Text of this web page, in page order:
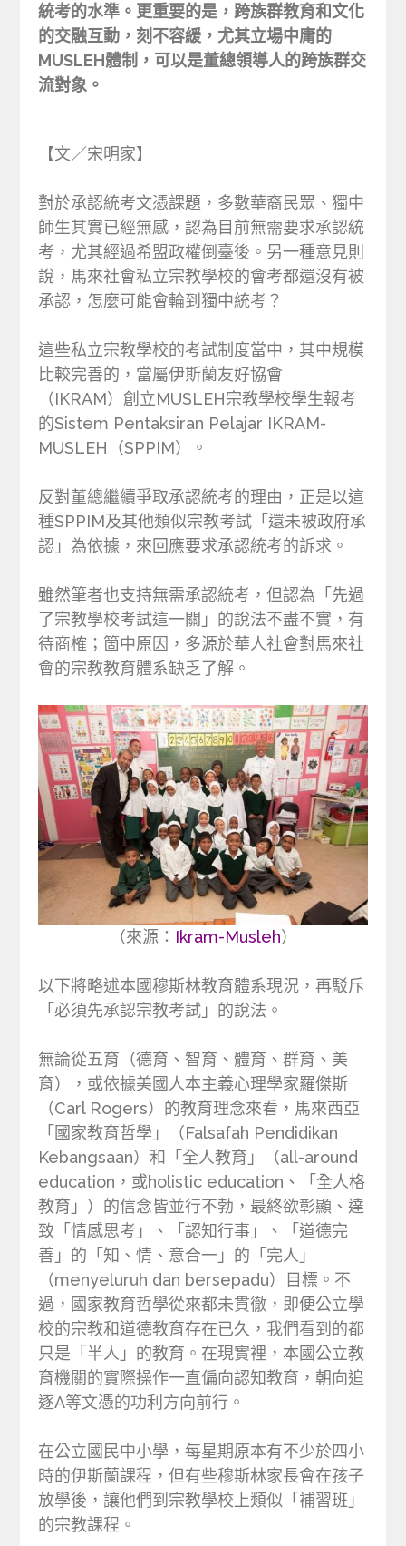
統考的水準。更重要的是，跨族群教育和文化
的交融互動，刻不容緩，尤其立場中庸的
MUSLEH體制，可以是董總領導人的跨族群交
流對象。
【文／宋明家】
對於承認統考文憑課題，多數華裔民眾、獨中
師生其實已經無感，認為目前無需要求承認統
考，尤其經過希盟政權倒臺後。另一種意見則
說，馬來社會私立宗教學校的會考都還沒有被
承認，怎麼可能會輪到獨中統考？
這些私立宗教學校的考試制度當中，其中規模
比較完善的，當屬伊斯蘭友好協會
（IKRAM）創立MUSLEH宗教學校學生報考
的Sistem Pentaksiran Pelajar IKRAM-
MUSLEH（SPPIM）。
反對董總繼續爭取承認統考的理由，正是以這
種SPPIM及其他類似宗教考試「還未被政府承
認」為依據，來回應要求承認統考的訴求。
雖然筆者也支持無需承認統考，但認為「先過
了宗教學校考試這一關」的說法不盡不實，有
待商榷；箇中原因，多源於華人社會對馬來社
會的宗教教育體系缺乏了解。
（來源： Ikram-Musleh）
以下將略述本國穆斯林教育體系現況，再駁斥
「必須先承認宗教考試」的說法。
無論從五育（德育、智育、體育、群育、美
育），或依據美國人本主義心理學家羅傑斯
（Carl Rogers）的教育理念來看，馬來西亞
「國家教育哲學」（Falsafah Pendidikan
Kebangsaan）和「全人教育」（all-around
education，或holistic education、「全人格
教育」）的信念皆並行不勃，最終欲彰顯、達
致「情感思考」、「認知行事」、「道德完
善」的「知、情、意合一」的「完人」
（menyeluruh dan bersepadu）目標。不
過，國家教育哲學從來都未貫徹，即便公立學
校的宗教和道德教育存在已久，我們看到的都
只是「半人」的教育。在現實裡，本國公立教
育機關的實際操作一直偏向認知教育，朝向追
逐A等文憑的功利方向前行。
在公立國民中小學，每星期原本有不少於四小
時的伊斯蘭課程，但有些穆斯林家長會在孩子
放學後，讓他們到宗教學校上類似「補習班」
的宗教課程。